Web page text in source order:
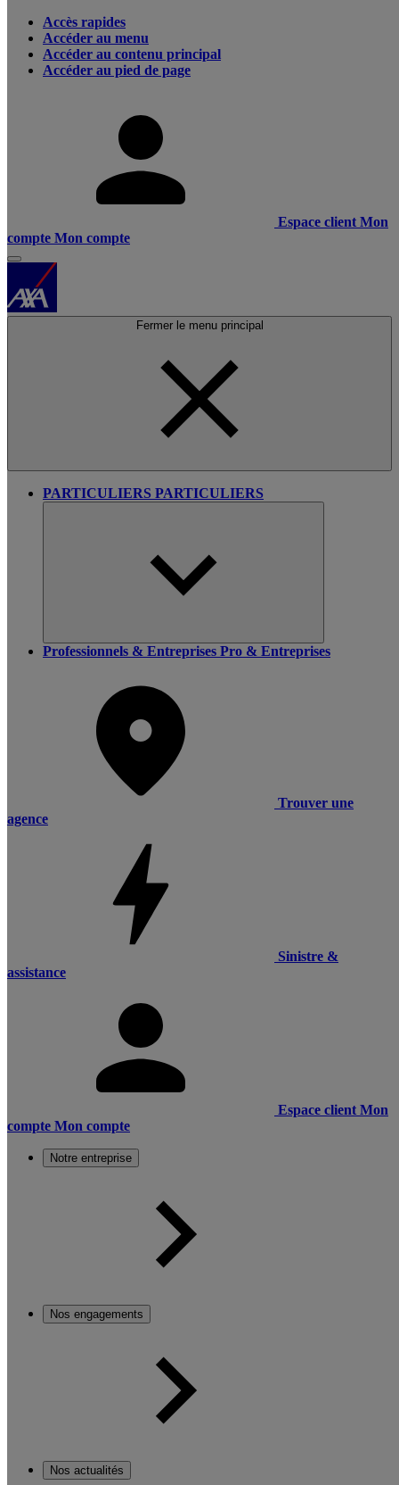
Accès rapides
Accéder au menu
Accéder au contenu principal
Accéder au pied de page
Espace client Mon
compte Mon compte
Fermer le menu principal
PARTICULIERS PARTICULIERS
Professionnels & Entreprises Pro & Entreprises
Trouver une
agence
Sinistre &
assistance
Espace client Mon
compte Mon compte
Notre entreprise
Nos engagements
Nos actualités